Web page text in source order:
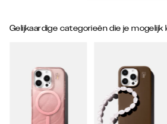
Gelijkaardige categorieën die je mogelijk